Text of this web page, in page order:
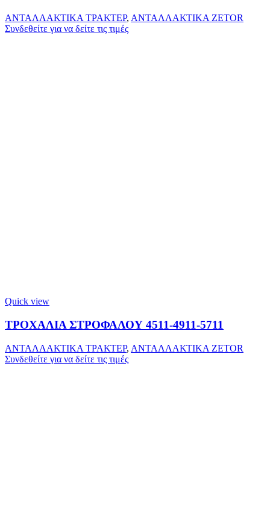
ΑΝΤΑΛΛΑΚΤΙΚΑ ΤΡΑΚΤΕΡ, ΑΝΤΑΛΛΑΚΤΙΚΑ ZETOR
Συνδεθείτε για να δείτε τις τιμές
Quick view
ΤΡΟΧΑΛΙΑ ΣΤΡΟΦΑΛΟΥ 4511-4911-5711
ΑΝΤΑΛΛΑΚΤΙΚΑ ΤΡΑΚΤΕΡ, ΑΝΤΑΛΛΑΚΤΙΚΑ ZETOR
Συνδεθείτε για να δείτε τις τιμές